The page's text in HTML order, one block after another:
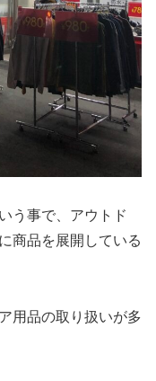
う事で、アウトド
商品を展開している
用品の取り扱いが多